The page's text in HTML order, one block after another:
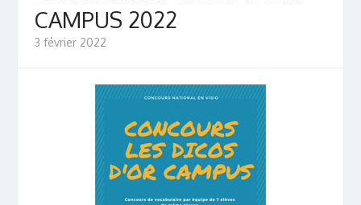
CAMPUS 2022
3 février 2022